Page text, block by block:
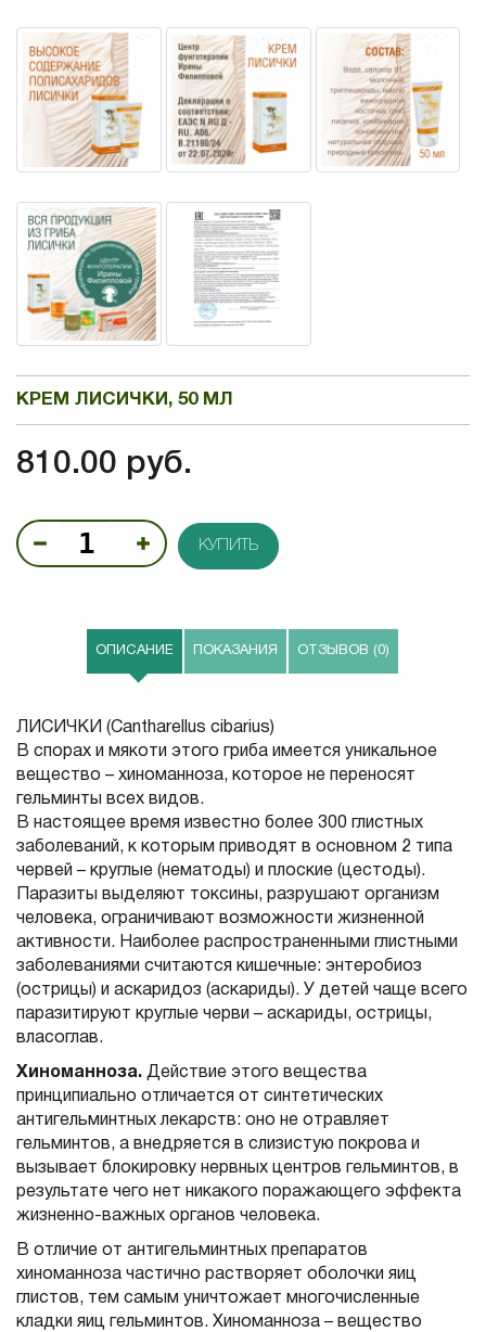
КРЕМ ЛИСИЧКИ, 50 МЛ
810.00 руб.
КУПИТЬ
ОПИСАНИЕ ПОКАЗАНИЯ ОТЗЫВОВ (0)
ЛИСИЧКИ (Cantharellus cibarius)
В спорах и мякоти этого гриба имеется уникальное
вещество – хиноманноза, которое не переносят
гельминты всех видов.
В настоящее время известно более 300 глистных
заболеваний, к которым приводят в основном 2 типа
червей – круглые (нематоды) и плоские (цестоды).
Паразиты выделяют токсины, разрушают организм
человека, ограничивают возможности жизненной
активности. Наиболее распространенными глистными
заболеваниями считаются кишечные: энтеробиоз
(острицы) и аскаридоз (аскариды). У детей чаще всего
паразитируют круглые черви – аскариды, острицы,
власоглав.
Хиноманноза. Действие этого вещества
принципиально отличается от синтетических
антигельминтных лекарств: оно не отравляет
гельминтов, а внедряется в слизистую покрова и
вызывает блокировку нервных центров гельминтов, в
результате чего нет никакого поражающего эффекта
жизненно-важных органов человека.
В отличие от антигельминтных препаратов
хиноманноза частично растворяет оболочки яиц
глистов, тем самым уничтожает многочисленные
кладки яиц гельминтов. Хиноманноза – вещество